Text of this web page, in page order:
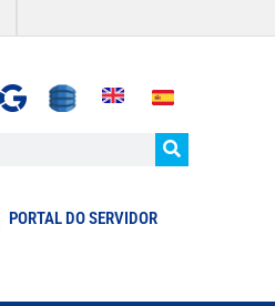
PORTAL DO SERVIDOR